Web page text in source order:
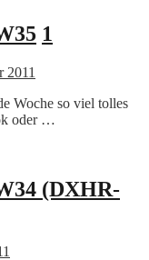
1
2011
Woche so viel tolles
oder …
(DXHR-